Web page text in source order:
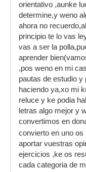
orientativo ,aunke
determine,y weno
ahora no
principio te lo vas
vas a ser la
aprender
,pos weno en mi
pautas de estudio
haciendo ya,xo mi
reluce y ke podia
letras algo mejor y
convertimos en
convierto en uno os
aportar vuestras
ejercicios ,ke os
cada categoria de